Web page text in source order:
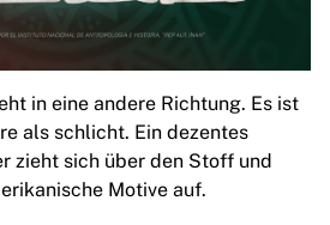
in eine andere Richtung. Es ist
als schlicht. Ein dezentes
zieht sich über den Stoff und
Motive auf.